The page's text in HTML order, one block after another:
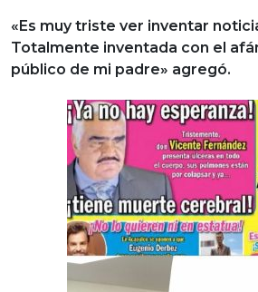
«Es muy triste ver inventar
Totalmente inventada con el
público de mi padre» agregó.